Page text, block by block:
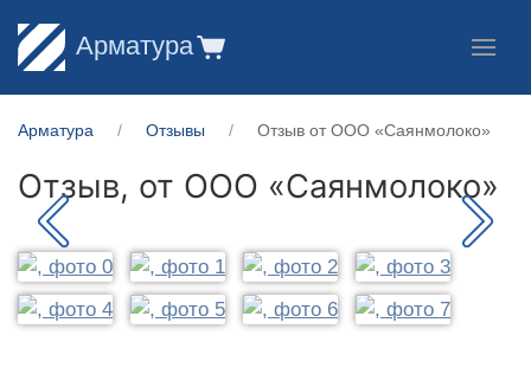
Арматура
Арматура Отзывы Отзыв от ООО «Саянмолоко»
Отзыв, от ООО «Саянмолоко»